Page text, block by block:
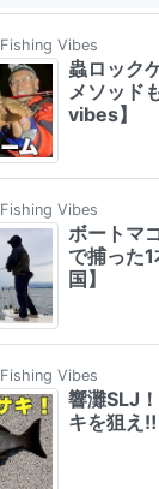
Fishing Vibes
蟲ロック
メソッド
vibes】
Fishing Vibes
ボートマ
で捕った
国】
Fishing Vibes
響灘SLJ
キを狙え‼︎